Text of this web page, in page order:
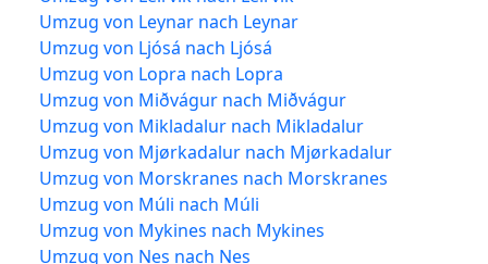
Umzug von Leynar nach Leynar
Umzug von Ljósá nach Ljósá
Umzug von Lopra nach Lopra
Umzug von Miðvágur nach Miðvágur
Umzug von Mikladalur nach Mikladalur
Umzug von Mjørkadalur nach Mjørkadalur
Umzug von Morskranes nach Morskranes
Umzug von Múli nach Múli
Umzug von Mykines nach Mykines
Umzug von Nes nach Nes